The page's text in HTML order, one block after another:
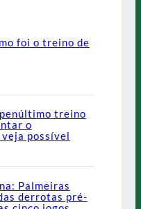
foi o treino de
treino
o
possível
Palmeiras
derrotas pré-